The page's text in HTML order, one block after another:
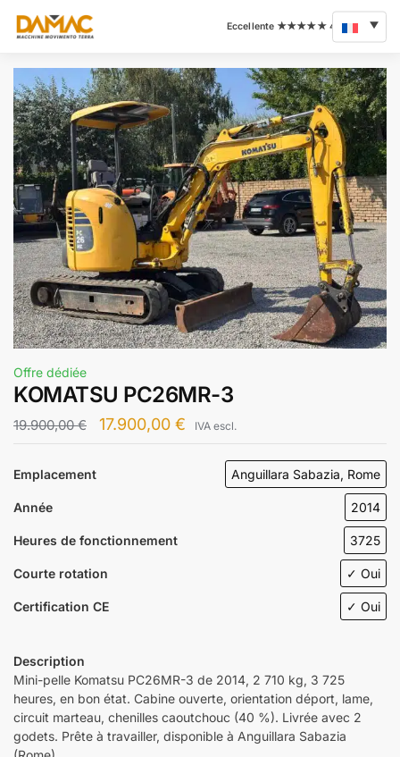
Offre dédiée
KOMATSU PC26MR-3
19.900,00€ 17.900,00 € IVA escl.
Emplacement Anguillara Sabazia, Rome
Année 2014
Heures de fonctionnement 3725
Courte rotation ✓ Oui
Certification CE ✓ Oui
Description
Mini-pelle Komatsu PC26MR-3 de 2014, 2 710 kg, 3 725
heures, en bon état. Cabine ouverte, orientation déport, lame,
circuit marteau, chenilles caoutchouc (40 %). Livrée avec 2
godets. Prête à travailler, disponible à Anguillara Sabazia